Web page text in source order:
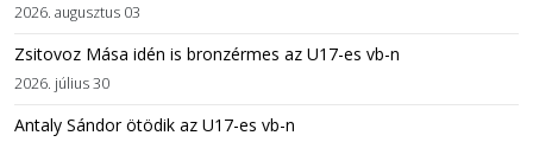
2026. augusztus 03
Zsitovoz Mása idén is bronzérmes az U17-es vb-n
2026. július 30
Antaly Sándor ötödik az U17-es vb-n